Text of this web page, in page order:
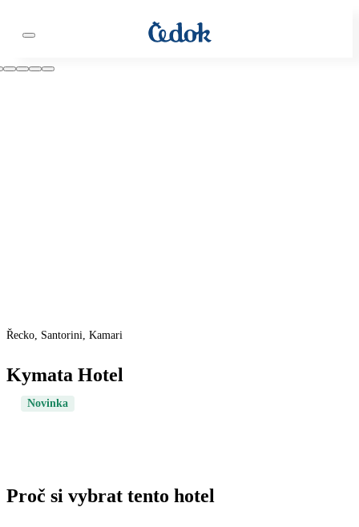
Řecko, Santorini, Kamari
Kymata Hotel
Novinka
Proč si vybrat tento hotel